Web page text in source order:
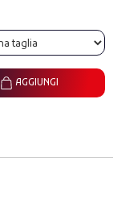
AGGIUNGI